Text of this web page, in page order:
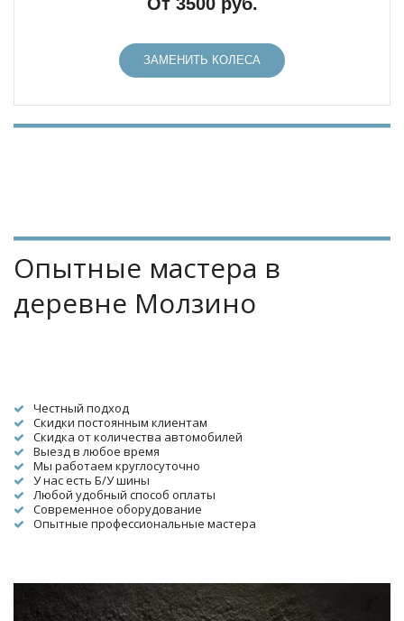
ЗАМЕНИТЬ КОЛЕСА
Опытные мастера в
деревне Молзино
Честный подход
Скидки постоянным клиентам
Скидка от количества автомобилей
Выезд в любое время
Мы работаем круглосуточно
У нас есть Б/У шины
Любой удобный способ оплаты
Современное оборудование
Опытные профессиональные мастера